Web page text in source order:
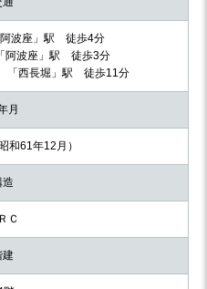
波座」駅 徒歩4分
阿波座」駅 徒歩3分
「西長堀」駅 徒歩11分
月
和61年12月）
造
Ｃ
建